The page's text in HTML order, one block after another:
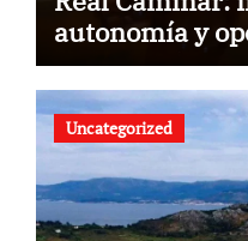
autonomía y
construir un
Uncategorized